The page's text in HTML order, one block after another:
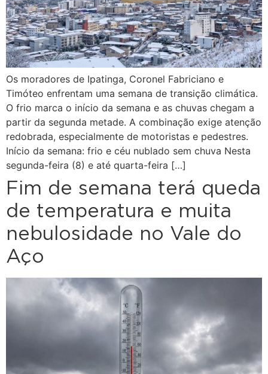
Os moradores de Ipatinga, Coronel Fabriciano e
Timóteo enfrentam uma semana de transição climática.
O frio marca o início da semana e as chuvas chegam a
partir da segunda metade. A combinação exige atenção
redobrada, especialmente de motoristas e pedestres.
Início da semana: frio e céu nublado sem chuva Nesta
segunda-feira (8) e até quarta-feira […]
Fim de semana terá queda
de temperatura e muita
nebulosidade no Vale do
Aço